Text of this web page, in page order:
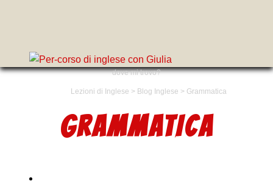
dove mi trovo?
Lezioni di Inglese > Blog Inglese > Grammatica
GRAMMATICA